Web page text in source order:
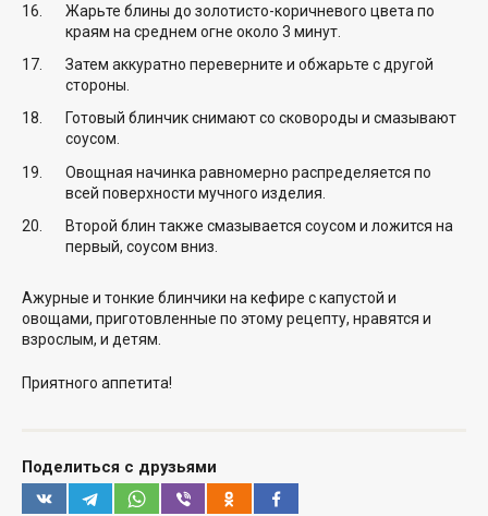
Жарьте блины до золотисто-коричневого цвета по
краям на среднем огне около 3 минут.
Затем аккуратно переверните и обжарьте с другой
стороны.
Готовый блинчик снимают со сковороды и смазывают
соусом.
Овощная начинка равномерно распределяется по
всей поверхности мучного изделия.
Второй блин также смазывается соусом и ложится на
первый, соусом вниз.
Ажурные и тонкие блинчики на кефире с капустой и
овощами, приготовленные по этому рецепту, нравятся и
взрослым, и детям.
Приятного аппетита!
Поделиться с друзьями